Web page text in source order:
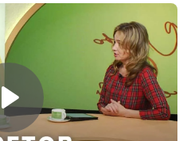
Юлия Синицына,
Геннадий Новиков,
священнослужитель
Юлия Синицына,
Геннадий Новиков,
священнослужитель
#31